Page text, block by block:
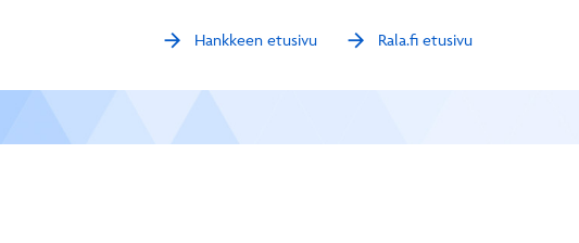
arrow_forward Hankkeen etusivu arrow_forward Rala.fi etusivu